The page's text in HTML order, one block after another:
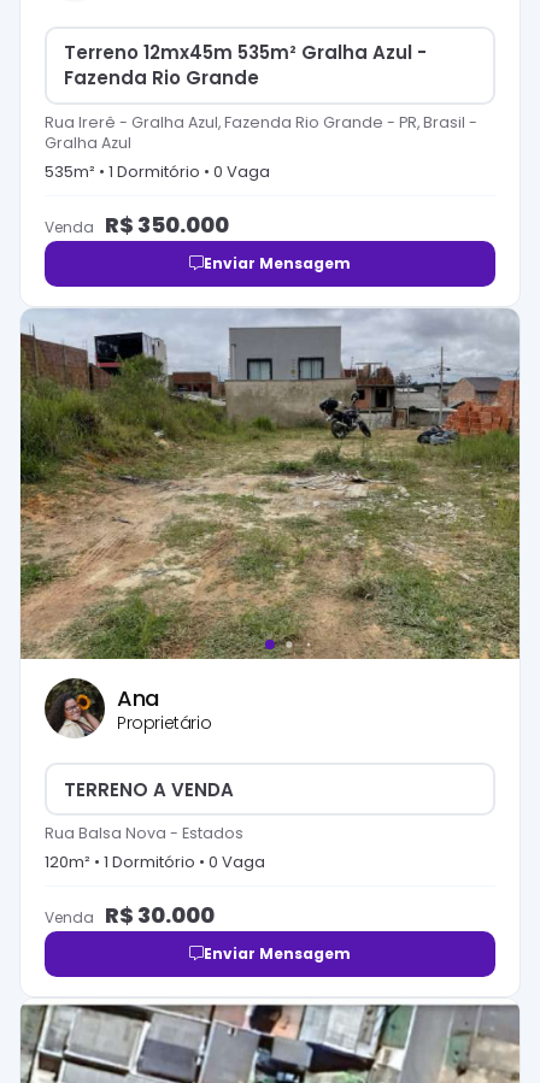
Terreno 12mx45m 535m² Gralha Azul -
Fazenda Rio Grande
Rua Irerê - Gralha Azul, Fazenda Rio Grande - PR, Brasil -
Gralha Azul
535m² • 1 Dormitório • 0 Vaga
Venda R$ 350.000
Enviar Mensagem
Ana
Proprietário
TERRENO A VENDA
Rua Balsa Nova - Estados
120m² • 1 Dormitório • 0 Vaga
Venda R$ 30.000
Enviar Mensagem